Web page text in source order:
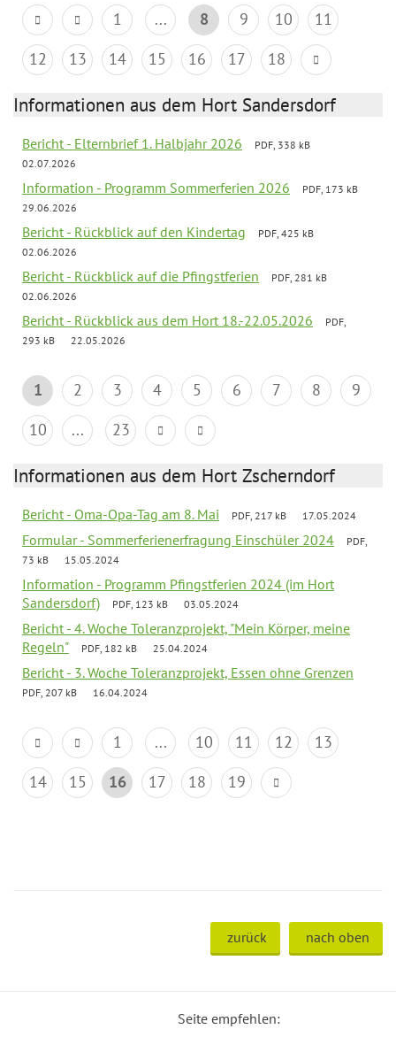
1 ... 8 9 10
11
12
13 14 15 16 17 18
Informationen aus dem Hort Sandersdorf
Bericht - Elternbrief 1. Halbjahr 2026
PDF, 338 kB
02.07.2026
Information - Programm Sommerferien 2026
PDF, 173 kB
29.06.2026
Bericht - Rückblick auf den Kindertag
PDF, 425 kB
02.06.2026
Bericht - Rückblick auf die Pfingstferien
PDF, 281 kB
02.06.2026
Bericht - Rückblick aus dem Hort 18.-22.05.2026
PDF,
293 kB
22.05.2026
1 2 3 4 5 6 7 8
9
10
... 23
Informationen aus dem Hort Zscherndorf
Bericht - Oma-Opa-Tag am 8. Mai PDF, 217 kB 17.05.2024
Formular - Sommerferienerfragung Einschüler 2024
PDF,
73 kB
15.05.2024
Information - Programm Pfingstferien 2024 (im Hort
Sandersdorf)
PDF, 123 kB 03.05.2024
Bericht - 4. Woche Toleranzprojekt, "Mein Körper, meine
Regeln"
PDF, 182 kB 25.04.2024
Bericht - 3. Woche Toleranzprojekt, Essen ohne Grenzen
PDF, 207 kB 16.04.2024
1 ... 10 11 12
13
14
15 16 17 18 19
zurück nach oben
Seite empfehlen: